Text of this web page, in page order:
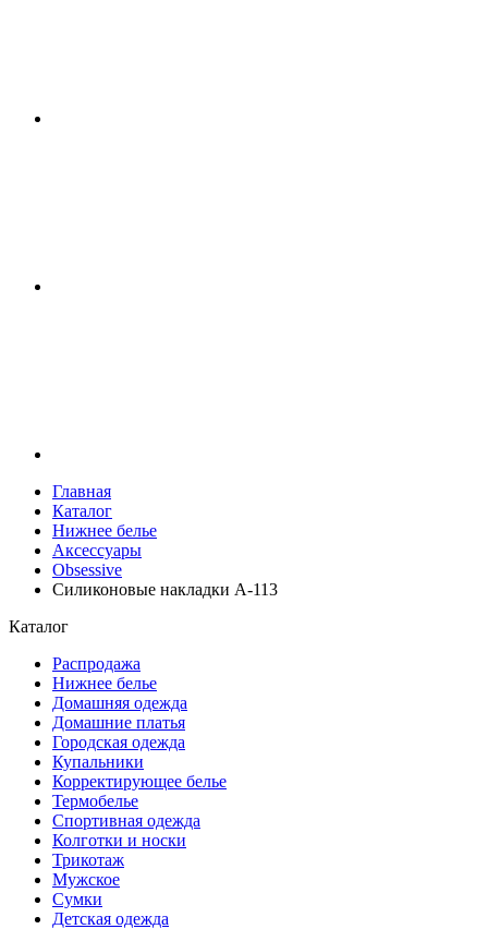
Главная
Каталог
Нижнее белье
Аксессуары
Obsessive
Силиконовые накладки A-113
Каталог
Распродажа
Нижнее белье
Домашняя одежда
Домашние платья
Городская одежда
Купальники
Корректирующее белье
Термобелье
Спортивная одежда
Колготки и носки
Трикотаж
Мужское
Сумки
Детская одежда